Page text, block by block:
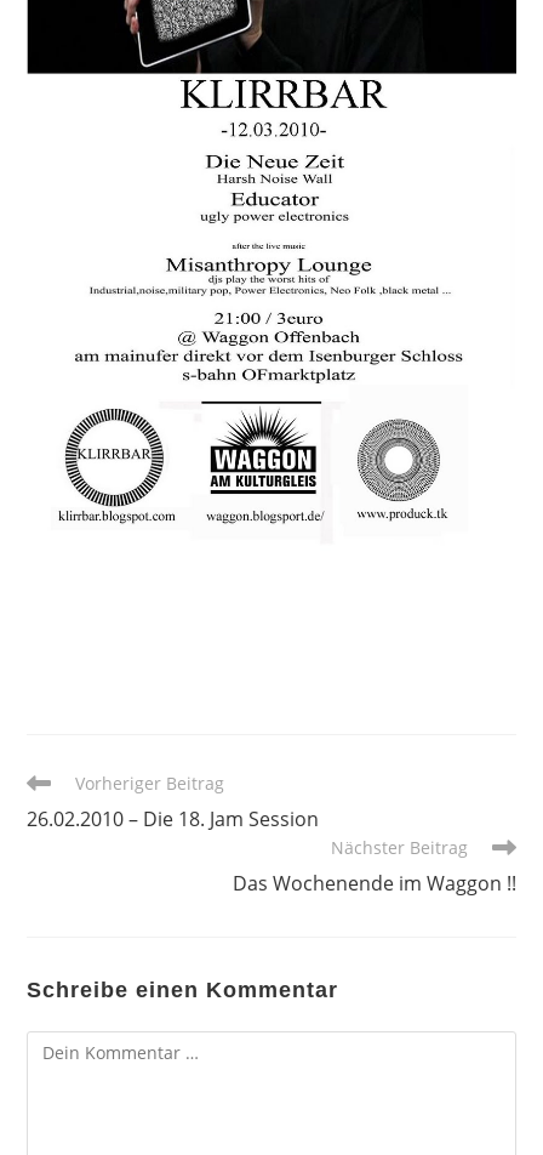
Weitere
ansehen
Vorheriger Beitrag
26.02.2010 – Die 18. Jam Session
Nächster Beitrag
Das Wochenende im Waggon !!
Schreibe einen Kommentar
Kommentar